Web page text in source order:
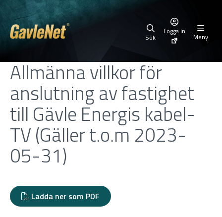
Sök
Logga in
Meny
Allmänna villkor för
anslutning av fastighet
till Gävle Energis kabel-
TV (Gäller t.o.m 2023-
05-31)
Ladda ner som PDF